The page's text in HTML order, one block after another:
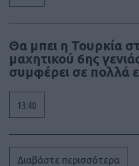
Θα μπει η Τουρκία
μαχητικού 6ης
συμφέρει σε πολλά
13:40
Διαβάστε περισσότερα